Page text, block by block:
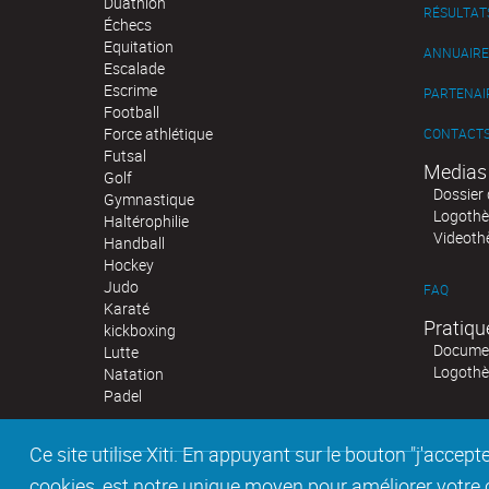
Ce site utilise Xiti. En appuyant sur le bouton
Échecs
Equitation
Escalade
Escrime
Football
Force athlétique
Futsal
Golf
Gymnastique
Haltérophilie
Handball
Hockey
Judo
Karaté
kickboxing
Lutte
Natation
Padel
ANNUAIRE
Medias
FAQ